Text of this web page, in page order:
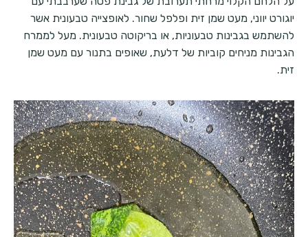
יוגורט יווני, מעט שמן זית ופלפל שחור. לאופצייה טבעונית אשר
להשתמש בגבינות טבעוניות, או בריקוטה טבעונית. מעל לממרח
הגבינות מניחים קוביות של דלעת, שאופים בתנור עם מעט שמן
זית.